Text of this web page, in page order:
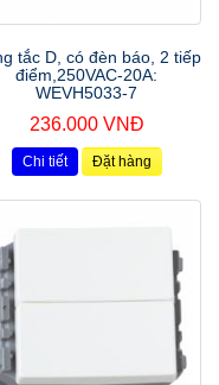
tắc D, có đèn báo, 2 tiếp
điểm,250VAC-20A:
WEVH5033-7
236.000 VNĐ
Chi tiết Đặt hàng